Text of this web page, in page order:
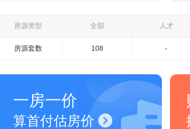
房源类型 全部 人才
房源套数 108 -
一房一价
算首付估房价